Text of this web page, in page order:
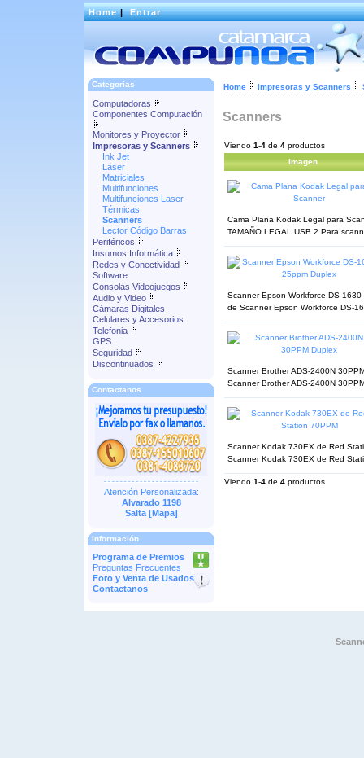
Home|Entrar
Categorias
Computadoras
Componentes Computación
Monitores y Proyector
Impresoras y Scanners
Ink Jet
Láser
Matriciales
Multifunciones
Multifunciones Laser
Térmicas
Scanners
Lector Código Barras
Periféricos
Insumos Informática
Redes y Conectividad
Software
Consolas Videojuegos
Audio y Video
Cámaras Digitales
Celulares y Accesorios
Telefonia
GPS
Seguridad
Discontinuados
Contactanos
Atención Personalizada:
Alvarado 1198
Salta [Mapa]
Información
Programa de Premios
Preguntas Frecuentes
Foro y Venta de Usados
Contactanos
Home Impresoras y Scanners
Scanners
Viendo 1-4 de 4 productos
Imagen
Cama Plana Kodak Legal para
TAMAÑO LEGAL USB 2.Para
Scanner Epson Workforce DS-
de Scanner Epson Workforce DS-
Scanner Brother ADS-2400N
Scanner Brother ADS-2400N
Scanner Kodak 730EX de Red
Scanner Kodak 730EX de Red
Viendo 1-4 de 4 productos